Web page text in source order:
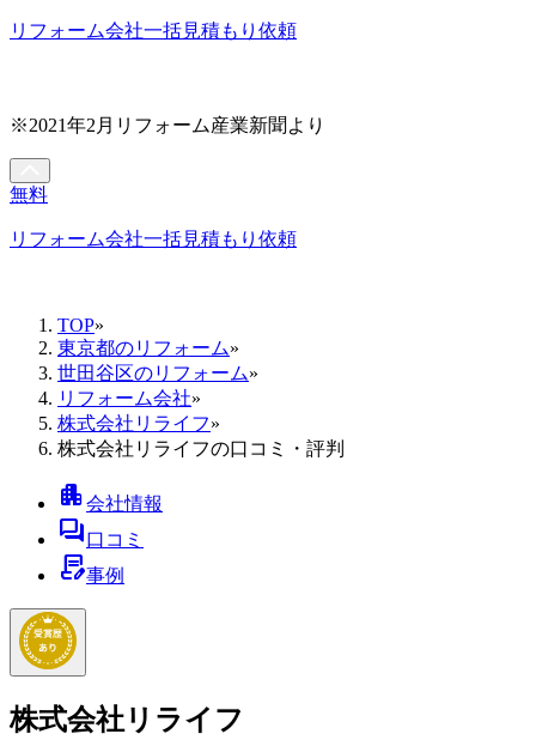
リフォーム会社一括見積もり依頼
※2021年2月リフォーム産業新聞より
無料
リフォーム会社一括見積もり依頼
TOP»
東京都のリフォーム»
世田谷区のリフォーム»
リフォーム会社»
株式会社リライフ»
株式会社リライフの口コミ・評判
apartment会社情報
forum口コミ
contract_edit事例
株式会社リライフ